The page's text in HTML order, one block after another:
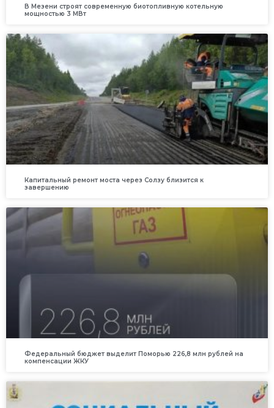
В Мезени строят современную биотопливную котельную
мощностью 3 МВт
Капитальный ремонт моста через Солзу близится к
завершению
Федеральный бюджет выделит Поморью 226,8 млн рублей на
компенсации ЖКУ